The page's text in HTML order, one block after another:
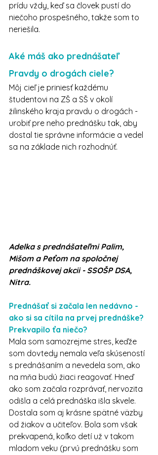
prídu vždy, keď sa človek pustí do
niečoho prospešného, takže som to
neriešila.
Aké máš ako prednášateľ
Pravdy o drogách ciele?
Môj cieľ je priniesť každému
študentovi na ZŠ a SŠ v okolí
žilinského kraja pravdu o drogách -
urobiť pre neho prednášku tak, aby
dostal tie správne informácie a vedel
sa na základe nich rozhodnúť.
Adelka s prednášateľmi Palim,
Mišom a Peťom na spoločnej
prednáškovej akcii - SSOŠP DSA,
Nitra.
Prednášať si začala len nedávno -
ako si sa cítila na prvej prednáške?
Prekvapilo ťa niečo?
Mala som samozrejme stres, keďže
som dovtedy nemala veľa skúseností
s prednášaním a nevedela som, ako
na mňa budú žiaci reagovať. Hneď
ako som začala rozprávať, nervozita
odišla a celá prednáška išla skvele.
Dostala som aj krásne spätné väzby
od žiakov a učiteľov. Bola som však
prekvapená, koľko detí už v takom
mladom veku (prvú prednášku som